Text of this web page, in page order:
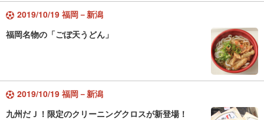
2019/10/19 福岡－新潟
福岡名物の「ごぼ天うどん」
2019/10/19 福岡－新潟
九州だＪ！限定のクリーニングクロスが新登場！